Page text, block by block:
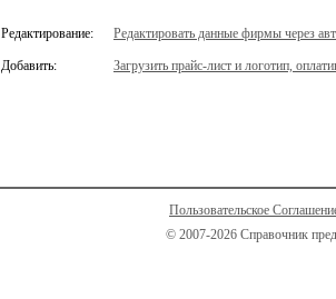
Редактирование: Редактировать данные фирмы через
Добавить: Загрузить прайс-лист и логотип,
Пользовательское
© 2007-2026 Справочник